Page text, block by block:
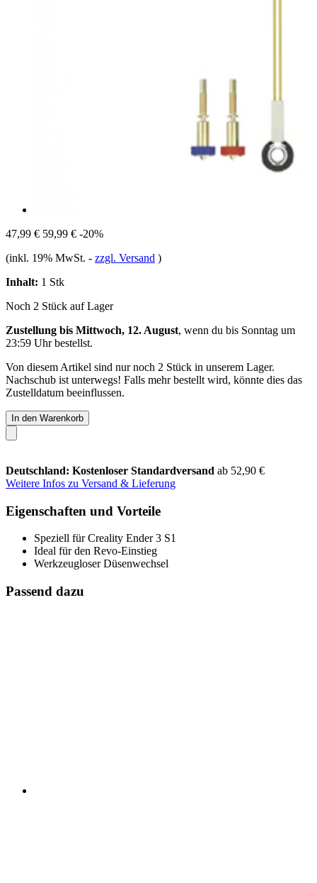
47,99 € 59,99 € -20%
(inkl. 19% MwSt. - zzgl. Versand )
Inhalt: 1 Stk
Noch 2 Stück auf Lager
Zustellung bis Mittwoch, 12. August, wenn du bis Sonntag um
23:59 Uhrbestellst.
Von diesem Artikel sind nur noch 2 Stück in unserem Lager.
Nachschub ist unterwegs! Falls mehr bestellt wird, könnte dies das
Zustelldatum beeinflussen.
In den Warenkorb
Deutschland: Kostenloser Standardversand ab 52,90 €
Weitere Infos zu Versand & Lieferung
Eigenschaften und Vorteile
Speziell für Creality Ender 3 S1
Ideal für den Revo-Einstieg
Werkzeugloser Düsenwechsel
Passend dazu